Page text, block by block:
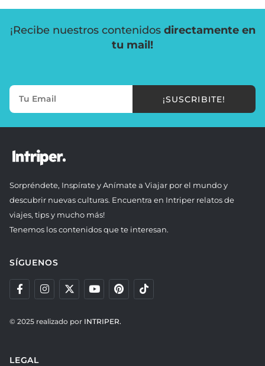
¡Recibe nuestros contenidos directamente en
tu mail!
¡SUSCRIBITE!
Sorpréndete, Inspírate y Anímate a Viajar por el mundo y
descubrir nuevas culturas. Encuentra en Intriper relatos de
viajes, tips y mucho más!
Tenemos los contenidos que te interesan.
SÍGUENOS
© 2025 realizado por INTRIPER.
LEGAL